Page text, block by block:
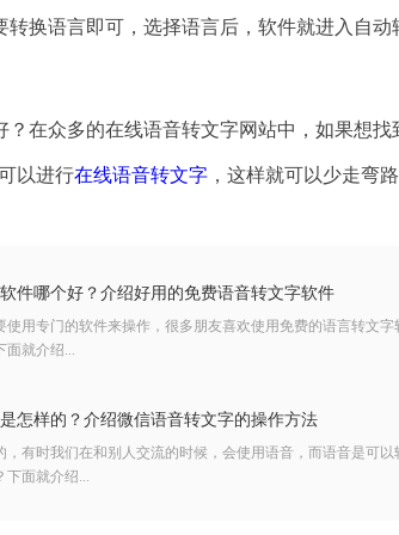
转换语言即可，选择语言后，软件就进入自
众多的在线语音转文字网站中，如果想找
以进行在线语音转文字 ，这样就可以少走弯路
件哪个好？介绍好用的免费语音转文字软件
用专门的软件来操作，很多朋友喜欢使用免费的语言转文字
面就介绍...
怎样的？介绍微信语音转文字的操作方法
有时我们在和别人交流的时候，会使用语音，而语音是可以
下面就介绍...